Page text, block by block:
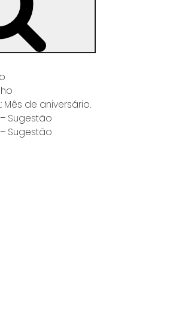
Mês de aniversário.
Sugestão
Sugestão